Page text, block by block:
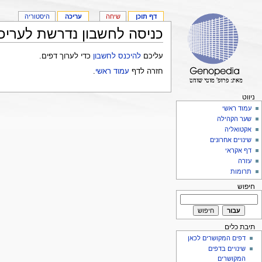
כניסה לחשבון נדרשת
עליכם להיכנס לחשבון כדי לערוך דפים.
חזרה לדף עמוד ראשי
דף תוכן שיחה עריכה היסטוריה
ניווט
עמוד ראשי
שער הקהילה
אקטואליה
שינויים אחרונים
דף אקראי
עזרה
תרומות
חיפוש
תיבת כלים
דפים המקושרים לכאן
שינויים בדפים
המקושרים